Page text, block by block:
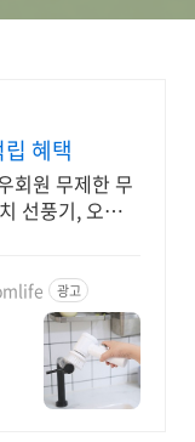
혜택
회원 무제한 무
선풍기, 오늘주
광고